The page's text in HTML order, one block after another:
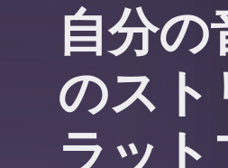
自分
のスト
ラッ